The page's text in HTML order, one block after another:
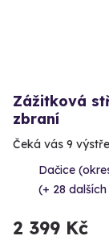
Zážitková
zbraní
Čeká vás 9
Dačice
(+ 28
2 399 Kč